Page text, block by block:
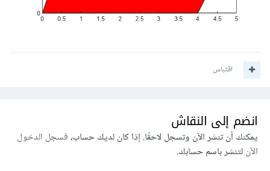
اقتباس
انضم إلى النقاش
يمكنك أن تنشر الآن وتسجل لاحقًا. إذا كان لديك حساب،فسجل الدخول
الآنلتنشر باسم حسابك.